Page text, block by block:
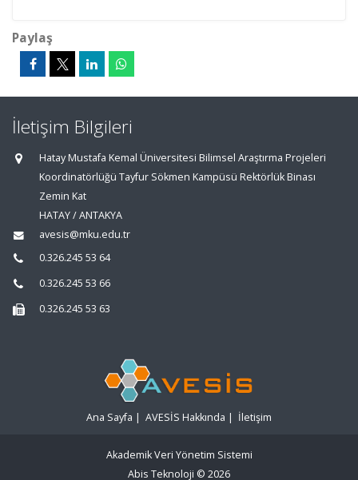
Paylaş
İletişim Bilgileri
Hatay Mustafa Kemal Üniversitesi Bilimsel Araştırma Projeleri
Koordinatörlüğü Tayfur Sökmen Kampüsü Rektörlük Binası
Zemin Kat
HATAY / ANTAKYA
avesis@mku.edu.tr
0.326.245 53 64
0.326.245 53 66
0.326.245 53 63
Ana Sayfa | AVESİS Hakkında | İletişim
Akademik Veri Yönetim Sistemi
Abis Teknoloji © 2026